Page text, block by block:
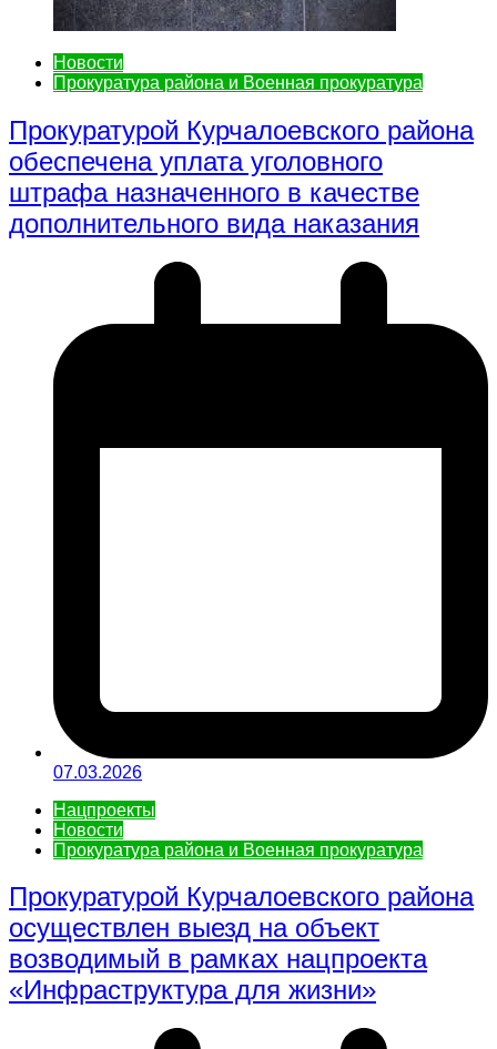
Новости
Прокуратура района и Военная прокуратура
Прокуратурой Курчалоевского района
обеспечена уплата уголовного
штрафа назначенного в качестве
дополнительного вида наказания
07.03.2026
Нацпроекты
Новости
Прокуратура района и Военная прокуратура
Прокуратурой Курчалоевского района
осуществлен выезд на объект
возводимый в рамках нацпроекта
«Инфраструктура для жизни»